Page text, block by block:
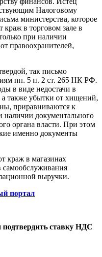
Налоговому
министерства, которое
краж в торговом зале в
при наличии
правоохранителей,
так письмо
пп. 5 п. 2 ст. 265 НК РФ.
в виде недостачи в
а также убытки от хищений,
приравниваются к
наличии документального
органа власти. При этом
именно документы
краж в магазинах
самообслуживания
выручки.
портал
ставку НДС